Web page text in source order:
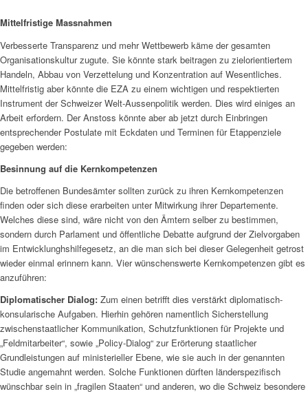
Mittelfristige Massnahmen
Verbesserte Transparenz und mehr Wettbewerb käme der gesamten
Organisationskultur zugute. Sie könnte stark beitragen zu zielorientiertem
Handeln, Abbau von Verzettelung und Konzentration auf Wesentliches.
Mittelfristig aber könnte die EZA zu einem wichtigen und respektierten
Instrument der Schweizer Welt-Aussenpolitik werden. Dies wird einiges an
Arbeit erfordern. Der Anstoss könnte aber ab jetzt durch Einbringen
entsprechender Postulate mit Eckdaten und Terminen für Etappenziele
gegeben werden:
Besinnung auf die Kernkompetenzen
Die betroffenen Bundesämter sollten zurück zu ihren Kernkompetenzen
finden oder sich diese erarbeiten unter Mitwirkung ihrer Departemente.
Welches diese sind, wäre nicht von den Ämtern selber zu bestimmen,
sondern durch Parlament und öffentliche Debatte aufgrund der Zielvorgaben
im Entwicklunghshilfegesetz, an die man sich bei dieser Gelegenheit getrost
wieder einmal erinnern kann. Vier wünschenswerte Kernkompetenzen gibt es
anzuführen:
Diplomatischer Dialog: Zum einen betrifft dies verstärkt diplomatisch-
konsularische Aufgaben. Hierhin gehören namentlich Sicherstellung
zwischenstaatlicher Kommunikation, Schutzfunktionen für Projekte und
„Feldmitarbeiter“, sowie „Policy-Dialog“ zur Erörterung staatlicher
Grundleistungen auf ministerieller Ebene, wie sie auch in der genannten
Studie angemahnt werden. Solche Funktionen dürften länderspezifisch
wünschbar sein in „fragilen Staaten“ und anderen, wo die Schweiz besondere